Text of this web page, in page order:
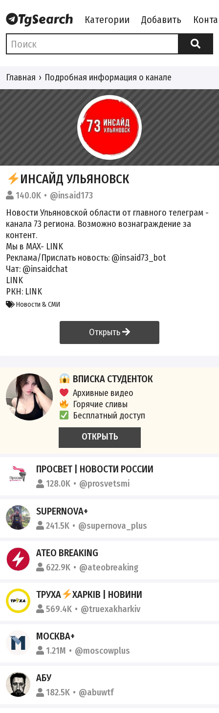
Категории Добавить
Главная Подробная информация о канале
ИНСАЙД УЛЬЯНОВСК
140.0K
@insaid173
Новости Ульяновской области от главного телеграм -
канала 73 региона. Возможно вознаграждение за
контент.
Мы в MAX- LINK
Реклама/Прислать новость: @insaid73_bot
Чат: @insaidchat
LINK
РКН: LINK
Новости & СМИ
Открыть
ВПИСКА СТУДЕНТОК
Архивные видео
Горячие сливы
Бесплатный доступ
ОТКРЫТЬ
ПРОСВЕТ | НОВОСТИ РОССИИ
128.0K @prosvetsmi
SUPERNOVA+
241.5K @supernova_plus
ATEO BREAKING
622.9K @ateobreaking
ТРУХА ХАРКІВ | НОВИНИ
569.4K @truexakharkiv
МОСКВА+
1.21M @moscowplus
АБУ
182.5K @abuwtf